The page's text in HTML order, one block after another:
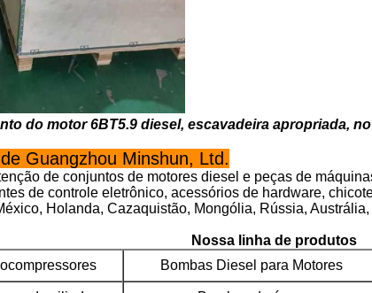
do motor 6BT5.9 diesel, escavadeira apropriada,
Guangzhou Minshun, Ltd.
de conjuntos de motores diesel e peças de
de controle eletrônico, acessórios de hardware,
Holanda, Cazaquistão, Mongólia, Rússia,
Nossa linha de produtos
Bombas Diesel para Motores